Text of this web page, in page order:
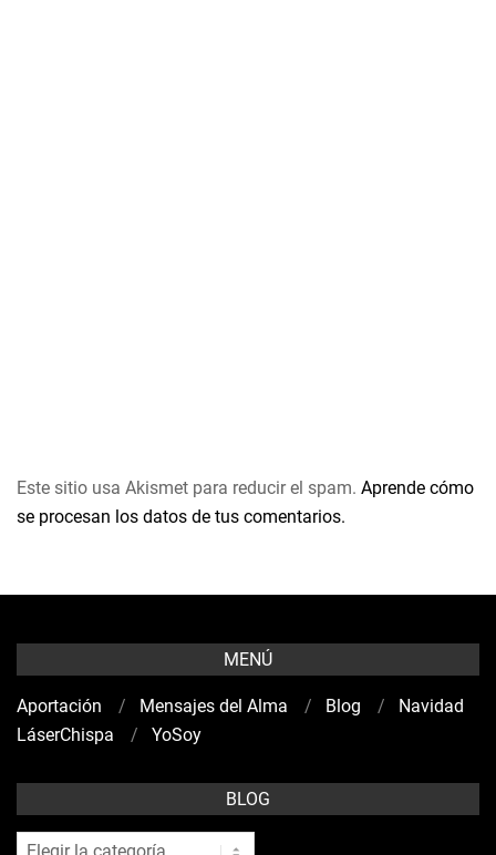
Este sitio usa Akismet para reducir el spam. Aprende cómo
se procesan los datos de tus comentarios.
MENÚ
Aportación Mensajes del Alma Blog
Navidad
LáserChispa
YoSoy
BLOG
blog